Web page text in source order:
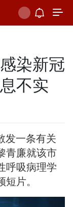
染新冠
不实
发一条有关
青廉就该市
呼吸病理学
片。